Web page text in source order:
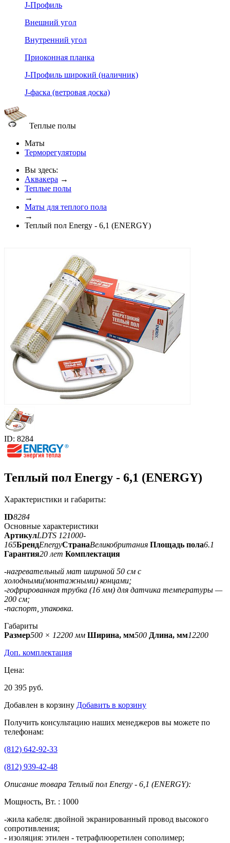
J-Профиль
Внешний угол
Внутренний угол
Приоконная планка
J-Профиль широкий (наличник)
J-фаска (ветровая доска)
Теплые полы
Маты
Терморегуляторы
Вы здесь:
Аквакера →
Теплые полы
→
Маты для теплого пола
→
Теплый пол Energy - 6,1 (ENERGY)
ID: 8284
Теплый пол Energy - 6,1 (ENERGY)
Характеристики и габариты:
ID8284
Основные характеристики
АртикулLDTS 121000-
165БрендEnergyСтранаВеликобритания Площадь пола6.1
Гарантия20 лет Комплектация
-нагревательный мат шириной 50 см с
холодными(монтажными) концами;
-гофрированная трубка (16 мм) для датчика температуры —
200 см;
-паспорт, упаковка.
Габариты
Размер500 × 12200 мм Ширина, мм500 Длина, мм12200
Доп. комплектация
Цена:
20 395 руб.
Добавлен в корзину Добавить в корзину
Получить консультацию наших менеджеров вы можете по
телефонам:
(812) 642-92-33
(812) 939-42-48
Описание товара Теплый пол Energy - 6,1 (ENERGY):
Мощность, Вт. : 1000
-жила кабеля: двойной экранированный провод высокого
сопротивления;
- изоляция: этилен - тетрафлюоретилен сополимер;